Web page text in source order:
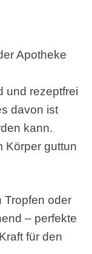
Apotheke
und rezeptfrei
davon ist
kann.
Körper guttun
Tropfen oder
– perfekte
für den